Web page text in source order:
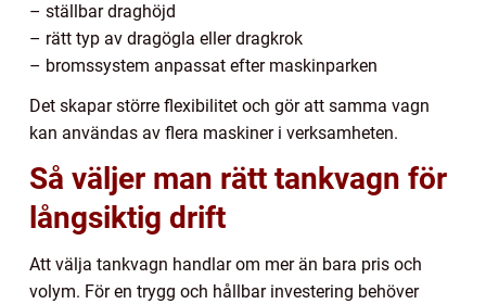
– ställbar draghöjd
– rätt typ av dragögla eller dragkrok
– bromssystem anpassat efter maskinparken
Det skapar större flexibilitet och gör att samma vagn
kan användas av flera maskiner i verksamheten.
Så väljer man rätt tankvagn för
långsiktig drift
Att välja tankvagn handlar om mer än bara pris och
volym. För en trygg och hållbar investering behöver